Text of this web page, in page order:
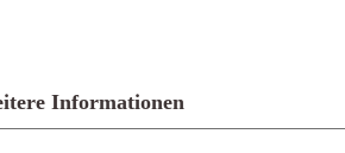
Informationen